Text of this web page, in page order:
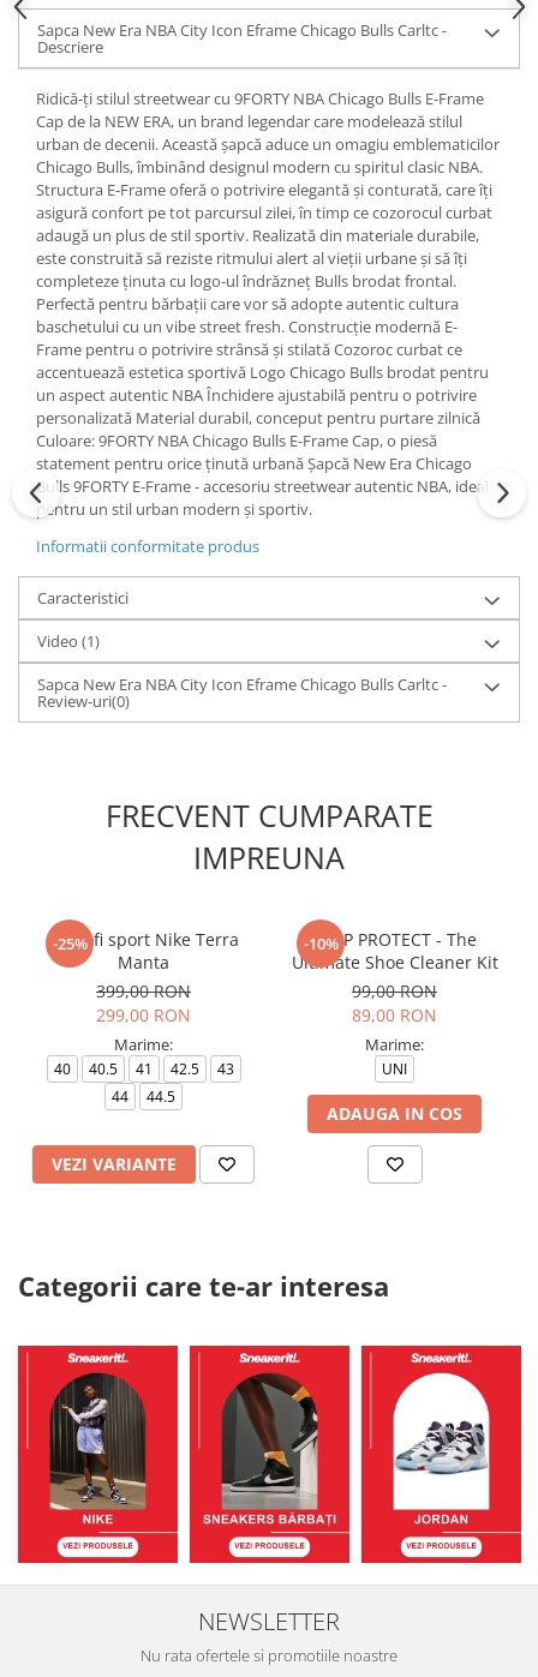
Sapca New Era NBA City Icon Eframe Chicago Bulls Carltc -
Descriere
Ridică-ți stilul streetwear cu 9FORTY NBA Chicago Bulls E-Frame
Cap de la NEW ERA, un brand legendar care modelează stilul
urban de decenii. Această șapcă aduce un omagiu emblematicilor
Chicago Bulls, îmbinând designul modern cu spiritul clasic NBA.
Structura E-Frame oferă o potrivire elegantă și conturată, care îți
asigură confort pe tot parcursul zilei, în timp ce cozorocul curbat
adaugă un plus de stil sportiv. Realizată din materiale durabile,
este construită să reziste ritmului alert al vieții urbane și să îți
completeze ținuta cu logo-ul îndrăzneț Bulls brodat frontal.
Perfectă pentru bărbații care vor să adopte autentic cultura
baschetului cu un vibe street fresh. Construcție modernă E-
Frame pentru o potrivire strânsă și stilată Cozoroc curbat ce
accentuează estetica sportivă Logo Chicago Bulls brodat pentru
un aspect autentic NBA Închidere ajustabilă pentru o potrivire
personalizată Material durabil, conceput pentru purtare zilnică
Culoare: 9FORTY NBA Chicago Bulls E-Frame Cap, o piesă
statement pentru orice ținută urbană Șapcă New Era Chicago
Bulls 9FORTY E-Frame - accesoriu streetwear autentic NBA, ideal
pentru un stil urban modern și sportiv.
Informatii conformitate produs
Caracteristici
Video (1)
Sapca New Era NBA City Icon Eframe Chicago Bulls Carltc -
Review-uri(0)
FRECVENT CUMPARATE
IMPREUNA
-25%
Pantofi sport Nike Terra
Manta
399,00 RON
299,00 RON
Marime:
40 40.5 41 42.5
43
44
44.5
VEZI VARIANTE
-10%
CREP PROTECT - The
Ultimate Shoe Cleaner Kit
99,00 RON
89,00 RON
Marime:
UNI
ADAUGA IN COS
Categorii care te-ar interesa
NEWSLETTER
Nu rata ofertele si promotiile noastre